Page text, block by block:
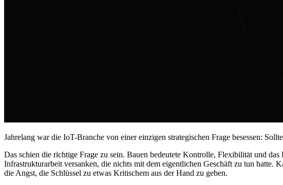
Jahrelang war die IoT-Branche von einer einzigen strategischen Frage besessen:
Das schien die richtige Frage zu sein. Bauen bedeutete Kontrolle, Flexibilität und
Infrastrukturarbeit versanken, die nichts mit dem eigentlichen Geschäft zu tun hatte.
die Angst, die Schlüssel zu etwas Kritischem aus der Hand zu geben.